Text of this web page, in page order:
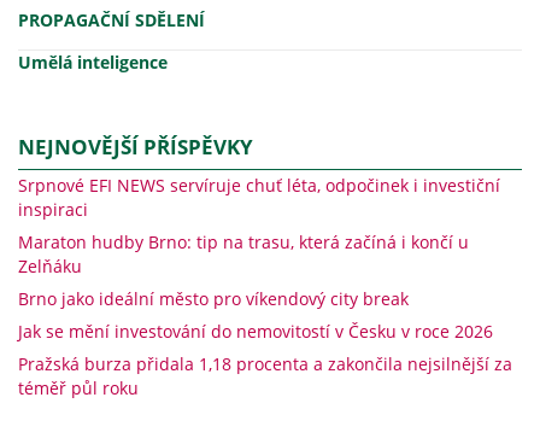
PROPAGAČNÍ SDĚLENÍ
Umělá inteligence
NEJNOVĚJŠÍ PŘÍSPĚVKY
Srpnové EFI NEWS servíruje chuť léta, odpočinek i investiční
inspiraci
Maraton hudby Brno: tip na trasu, která začíná i končí u
Zelňáku
Brno jako ideální město pro víkendový city break
Jak se mění investování do nemovitostí v Česku v roce 2026
Pražská burza přidala 1,18 procenta a zakončila nejsilnější za
téměř půl roku